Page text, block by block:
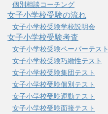
個別相談コーチング
女子小学校受験の流れ
女子小学校受験学校説明会
女子小学校受験考査
女子小学校受験ペーパーテスト
女子小学校受験巧緻性テスト
女子小学校受験集団テスト
女子小学校受験個別テスト
女子小学校受験運動テスト
女子小学校受験面接テスト